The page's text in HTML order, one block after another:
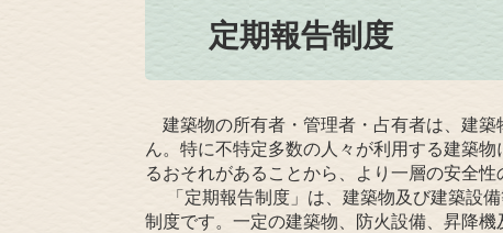
定期報告制度
建築物の所有者・管理者・占有者は、建築
ん。特に不特定多数の人々が利用する建築
るおそれがあることから、より一層の安全性
「定期報告制度」は、建築物及び建築設
制度です。一定の建築物、防火設備、昇降